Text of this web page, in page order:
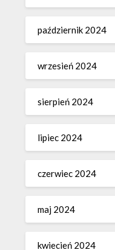
październik 2024
wrzesień 2024
sierpień 2024
lipiec 2024
czerwiec 2024
maj 2024
kwiecień 2024